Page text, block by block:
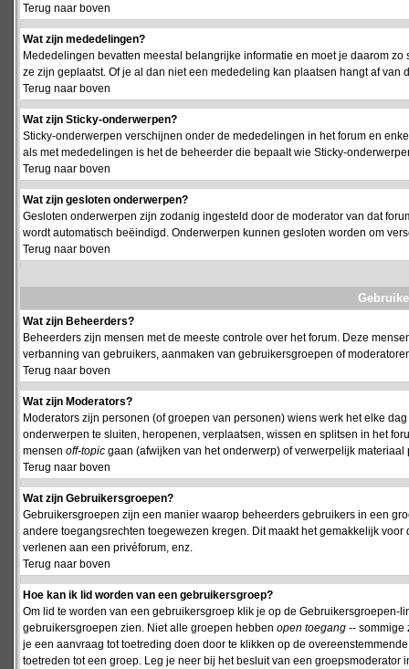
Terug naar boven
Wat zijn mededelingen?
Mededelingen bevatten meestal belangrijke informatie en moet je daarom
ze zijn geplaatst. Of je al dan niet een mededeling kan plaatsen hangt af
Terug naar boven
Wat zijn Sticky-onderwerpen?
Sticky-onderwerpen verschijnen onder de mededelingen in het forum en
als met mededelingen is het de beheerder die bepaalt wie Sticky-
Terug naar boven
Wat zijn gesloten onderwerpen?
Gesloten onderwerpen zijn zodanig ingesteld door de moderator van dat
wordt automatisch beëindigd. Onderwerpen kunnen gesloten worden om
Terug naar boven
Wat zijn Beheerders?
Beheerders zijn mensen met de meeste controle over het forum. Deze
verbanning van gebruikers, aanmaken van gebruikersgroepen of
Terug naar boven
Wat zijn Moderators?
Moderators zijn personen (of groepen van personen) wiens werk het elke
onderwerpen te sluiten, heropenen, verplaatsen, wissen en splitsen in het
mensen off-topic gaan (afwijken van het onderwerp) of verwerpelijk materiaal
Terug naar boven
Wat zijn Gebruikersgroepen?
Gebruikersgroepen zijn een manier waarop beheerders gebruikers in een
andere toegangsrechten toegewezen kregen. Dit maakt het gemakkelijk
verlenen aan een privéforum, enz.
Terug naar boven
Hoe kan ik lid worden van een gebruikersgroep?
Om lid te worden van een gebruikersgroep klik je op de
gebruikersgroepen zien. Niet alle groepen hebben open toegang -- sommige
je een aanvraag tot toetreding doen door te klikken op de
toetreden tot een groep. Leg je neer bij het besluit van een